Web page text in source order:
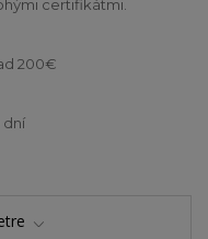
certifikátmi.
200€
dní